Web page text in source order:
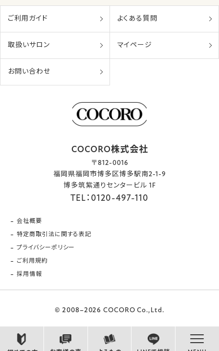
ご利用ガイド よくある質問
取扱いサロン マイページ
お問い合わせ
COCORO株式会社
〒812-0016
福岡県福岡市博多区博多駅南2-1-9
博多筑紫通りセンタービル 1F
TEL：0120-497-110
会社概要
特定商取引法に関する表記
プライバシーポリシー
ご利用規約
採用情報
© 2008–2026 COCORO Co.,Ltd.